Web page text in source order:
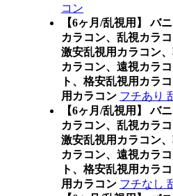
コン
【6ヶ月/乱視用】 バ
カラコン、乱視カラ
激安乱視用カラコン
カラコン、遠視カラ
ト、格安乱視用カラ
用カラコン フチあり
【6ヶ月/乱視用】 バ
カラコン、乱視カラ
激安乱視用カラコン
カラコン、遠視カラ
ト、格安乱視用カラ
用カラコン フチなし